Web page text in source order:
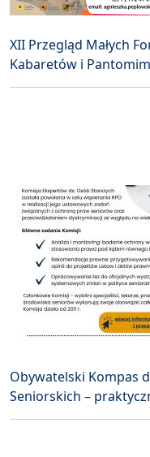
XII Przegląd Małych
Kabaretów i Pantomim
Obywatelski Kompas
Seniorskich –